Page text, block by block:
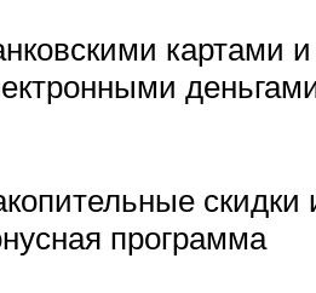
картами и
скидки
программа